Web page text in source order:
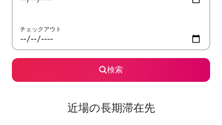
チェックアウト
検索
近場の長期滞在先